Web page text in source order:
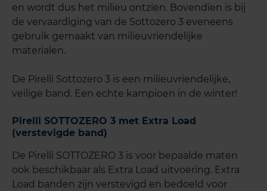
en wordt dus het milieu ontzien. Bovendien is bij
de vervaardiging van de Sottozero 3 eveneens
gebruik gemaakt van milieuvriendelijke
materialen.
De Pirelli Sottozero 3 is een milieuvriendelijke,
veilige band. Een echte kampioen in de winter!
Pirelli SOTTOZERO 3 met Extra Load
(verstevigde band)
De Pirelli SOTTOZERO 3 is voor bepaalde maten
ook beschikbaar als Extra Load uitvoering. Extra
Load banden zijn verstevigd en bedoeld voor